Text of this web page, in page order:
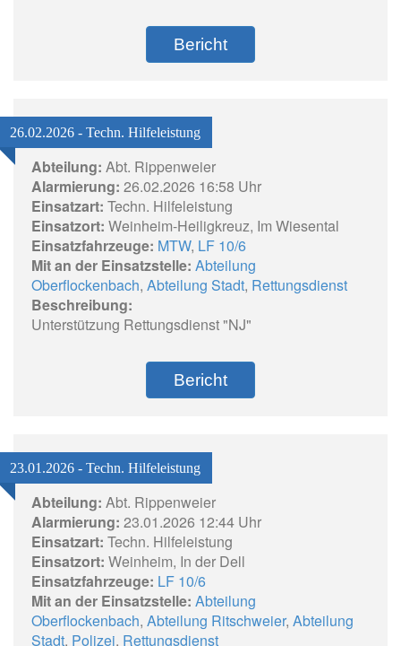
Bericht
26.02.2026 - Techn. Hilfeleistung
Abteilung: Abt. Rippenweier
Alarmierung: 26.02.2026 16:58 Uhr
Einsatzart: Techn. Hilfeleistung
Einsatzort: Weinheim-Heiligkreuz, Im Wiesental
Einsatzfahrzeuge: MTW, LF 10/6
Mit an der Einsatzstelle: Abteilung
Oberflockenbach, Abteilung Stadt, Rettungsdienst
Beschreibung:
Unterstützung Rettungsdienst "NJ"
Bericht
23.01.2026 - Techn. Hilfeleistung
Abteilung: Abt. Rippenweier
Alarmierung: 23.01.2026 12:44 Uhr
Einsatzart: Techn. Hilfeleistung
Einsatzort: Weinheim, In der Dell
Einsatzfahrzeuge: LF 10/6
Mit an der Einsatzstelle: Abteilung
Oberflockenbach, Abteilung Ritschweier, Abteilung
Stadt, Polizei, Rettungsdienst